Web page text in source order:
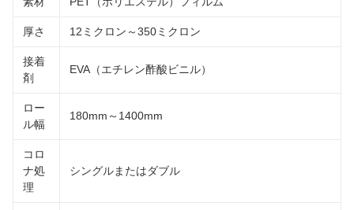
厚さ 12ミクロン～350ミクロン
接着
剤
EVA（エチレン酢酸ビニル）
ロー
ル幅
180mm～1400mm
コロ
ナ処
理
シングルまたはダブル